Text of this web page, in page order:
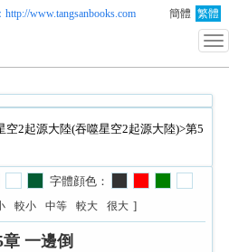
www.tangsanbooks.com 簡體 繁體
空2起源大陸(吞噬星空2起源大陸)>第5
字體顔色：
較小 中等 較大 很大 ]
章 一邊倒